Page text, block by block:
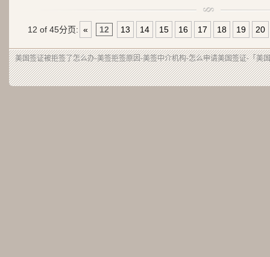
12 of 45分页: « 12 13 14 15 16 17 18 19 20
美国签证被拒签了怎么办-美签拒签原因-美签中介机构-怎么申请美国签证-「美